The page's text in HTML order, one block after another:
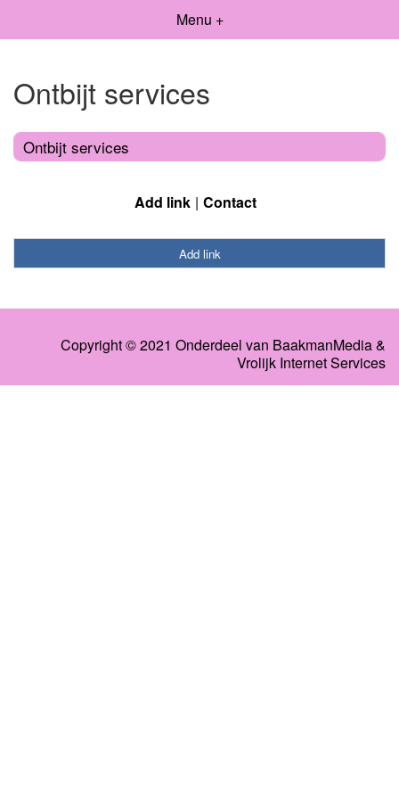
Menu +
Ontbijt services
Ontbijt services
Add link Contact
Add link
Copyright © 2021 Onderdeel van BaakmanMedia&
Vrolijk Internet Services